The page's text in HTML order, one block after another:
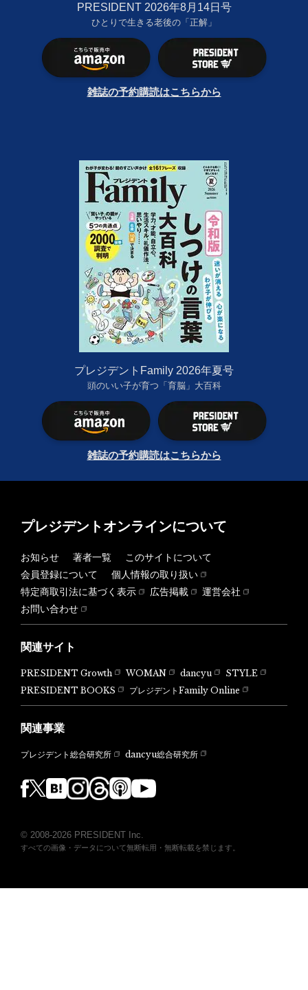
PRESIDENT 2026年8月14日号
ひとりで生きる老後の「正解」
雑誌の予約購読はこちらから
プレジデントFamily 2026年夏号
頭のいい子が育つ「育脳」大百科
雑誌の予約購読はこちらから
プレジデントオンラインについて
お知らせ 著者一覧
このサイトについて
会員登録について
個人情報の取り扱い
特定商取引法に基づく表示
広告掲載
運営会社
お問い合わせ
関連サイト
PRESIDENT Growth WOMAN dancyu
STYLE
PRESIDENT BOOKS
プレジデントFamily Online
関連事業
プレジデント総合研究所 dancyu総合研究所
© 2008-2026 PRESIDENT Inc.
すべての画像・データについて無断転用・無断転載を禁じます。